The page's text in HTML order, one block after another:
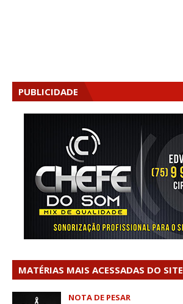
PUBLICIDADE
MATÉRIAS MAIS ACESSADAS DO SITE
NOTA DE PESAR